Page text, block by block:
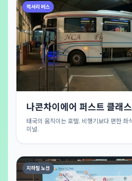
럭셔리 버스
나콘차이에어 퍼스트 클래스
태국의 움직이는 호텔. 비행기보다 편한 좌
미널.
지하철 노선